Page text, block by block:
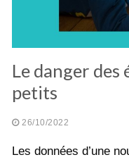
Action
Le danger des
petits
26/10/2022
Les données d’une